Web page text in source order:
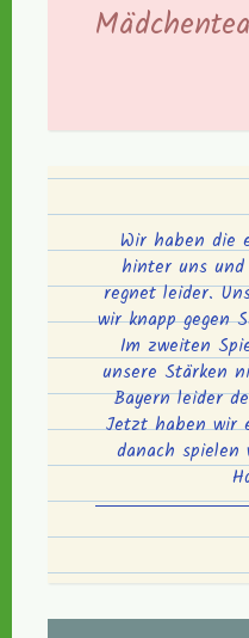
Wir haben die
hinter uns
regnet leider.
wir knapp gegen
Im zweiten
unsere Stärken
Bayern leider
Jetzt haben wir
danach spielen